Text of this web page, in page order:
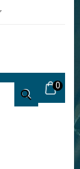
0
